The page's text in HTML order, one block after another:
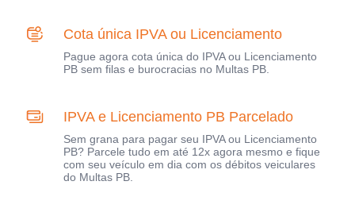
Cota única IPVA ou Licenciamento
Pague agora cota única do IPVA ou Licenciamento
PB sem filas e burocracias no Multas PB.
IPVA e Licenciamento PB Parcelado
Sem grana para pagar seu IPVA ou Licenciamento
PB? Parcele tudo em até 12x agora mesmo e fique
com seu veículo em dia com os débitos veiculares
do Multas PB.